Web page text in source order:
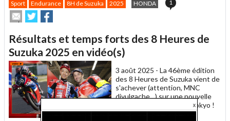
Sport Endurance 8H de Suzuka 2025 HONDA 1
Envoyer
cet
à
un
ami
Partager
sur
sur
Résultats et temps forts des 8 Heures de
Suzuka 2025 en vidéo(s)
3 août 2025 - La 46ème édition
des 8 Heures de Suzuka vient de
s'achever (attention, MNC
divulgache…) sur une nouvelle
victoire des Rouges de Tokyo !
La seconde pour Zarco, la